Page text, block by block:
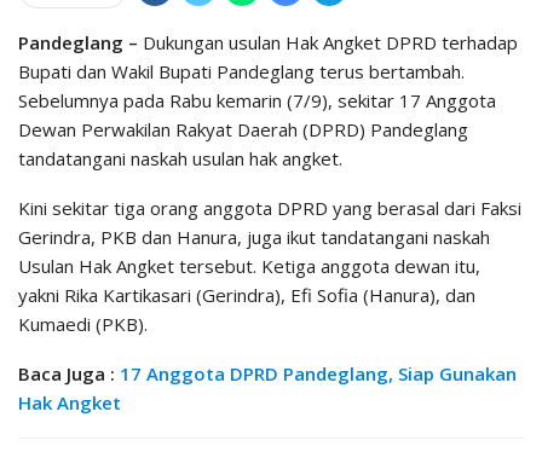
Pandeglang – Dukungan usulan Hak Angket DPRD terhadap
Bupati dan Wakil Bupati Pandeglang terus bertambah.
Sebelumnya pada Rabu kemarin (7/9), sekitar 17 Anggota
Dewan Perwakilan Rakyat Daerah (DPRD) Pandeglang
tandatangani naskah usulan hak angket.
Kini sekitar tiga orang anggota DPRD yang berasal dari Faksi
Gerindra, PKB dan Hanura, juga ikut tandatangani naskah
Usulan Hak Angket tersebut. Ketiga anggota dewan itu,
yakni Rika Kartikasari (Gerindra), Efi Sofia (Hanura), dan
Kumaedi (PKB).
Baca Juga : 17 Anggota DPRD Pandeglang, Siap Gunakan
Hak Angket